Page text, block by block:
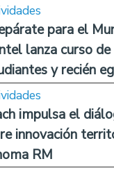
para el
lanza curso
y recién
impulsa el
innovación
RM